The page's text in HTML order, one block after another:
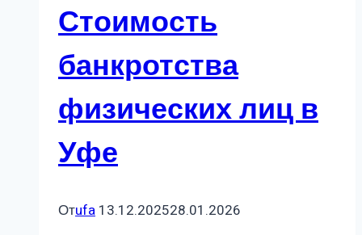
Стоимость
банкротства
физических лиц в
Уфе
Отufa 13.12.202528.01.2026